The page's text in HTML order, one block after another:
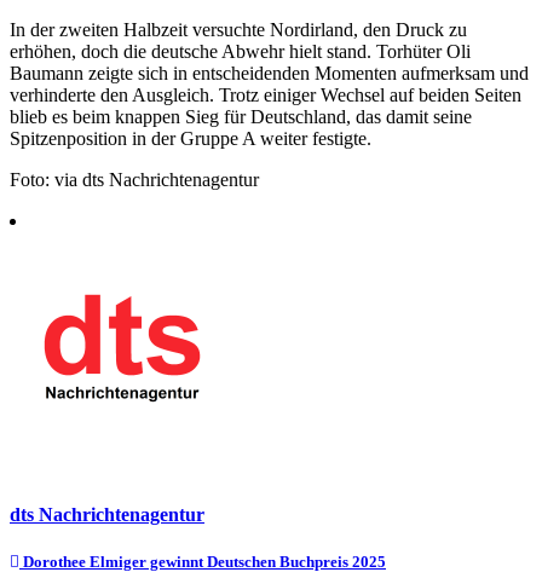
In der zweiten Halbzeit versuchte Nordirland, den Druck zu
erhöhen, doch die deutsche Abwehr hielt stand. Torhüter Oli
Baumann zeigte sich in entscheidenden Momenten aufmerksam und
verhinderte den Ausgleich. Trotz einiger Wechsel auf beiden Seiten
blieb es beim knappen Sieg für Deutschland, das damit seine
Spitzenposition in der Gruppe A weiter festigte.
Foto: via dts Nachrichtenagentur
dts Nachrichtenagentur
Beitragsnavigation
Dorothee Elmiger gewinnt Deutschen Buchpreis 2025